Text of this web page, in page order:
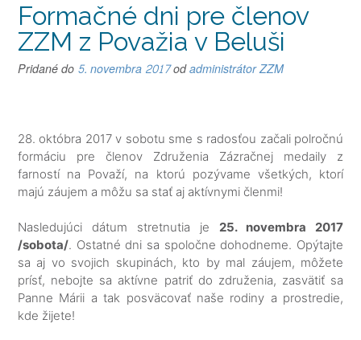
Formačné dni pre členov
ZZM z Považia v Beluši
Pridané do 5. novembra 2017odadministrátor ZZM
28. októbra 2017 v sobotu sme s radosťou začali polročnú
formáciu pre členov Združenia Zázračnej medaily z
farností na Považí, na ktorú pozývame všetkých, ktorí
majú záujem a môžu sa stať aj aktívnymi členmi!
Nasledujúci dátum stretnutia je 25. novembra 2017
/sobota/. Ostatné dni sa spoločne dohodneme. Opýtajte
sa aj vo svojich skupinách, kto by mal záujem, môžete
prísť, nebojte sa aktívne patriť do združenia, zasvätiť sa
Panne Márii a tak posväcovať naše rodiny a prostredie,
kde žijete!